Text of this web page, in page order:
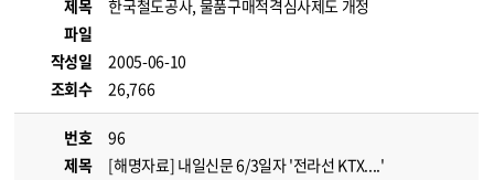
제목
한국철도공사, 물품구매적격심사제도 개정
파일
작성일
2005-06-10
조회수
26,766
번호
96
제목
[해명자료] 내일신문 6/3일자 '전라선 KTX....'